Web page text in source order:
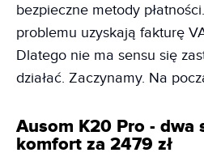
bezpieczne metody
problemu uzyskają fakturę
Dlatego nie ma sensu się
działać. Zaczynamy. Na
Ausom K20 Pro -
komfort za 2479 zł